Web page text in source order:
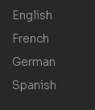
English
French
German
Spanish